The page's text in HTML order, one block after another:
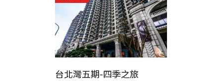
台北灣五期-四季之旅